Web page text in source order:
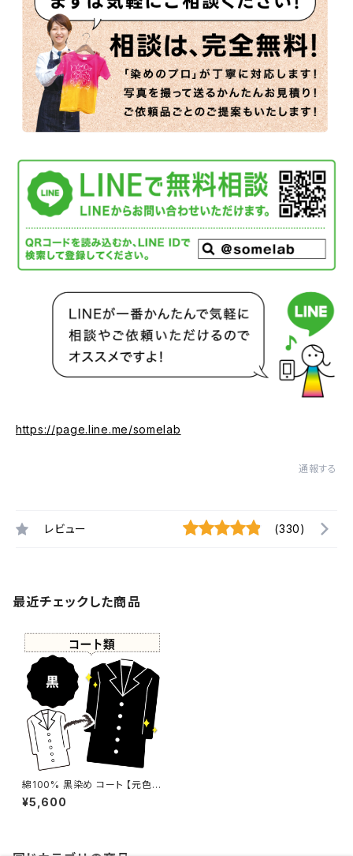
https://page.line.me/somelab
通報する
レビュー (330)
最近チェックした商品
綿100% 黒染め コート 【元色：
紺(Navy)】 -染め直し[漆黒 - B
lack]410-0155
¥5,600